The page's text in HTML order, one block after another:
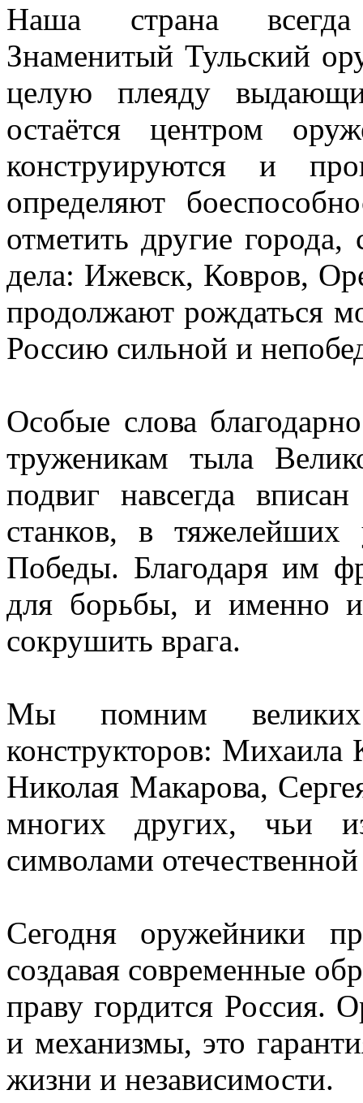
Наша страна всегда
Знаменитый Тульский
целую плеяду
остаётся центром
конструируются и
определяют
отметить другие
дела: Ижевск, Ковров,
продолжают рождаться
Россию сильной и
Особые слова
труженикам тыла
подвиг навсегда
станков, в
Победы. Благодаря им
для борьбы, и именно
сокрушить врага.
Мы помним
конструкторов: Михаила
Николая Макарова,
многих других, чьи
символами
Сегодня оружейники
создавая современные
праву гордится Россия.
и механизмы, это
жизни и независимости.